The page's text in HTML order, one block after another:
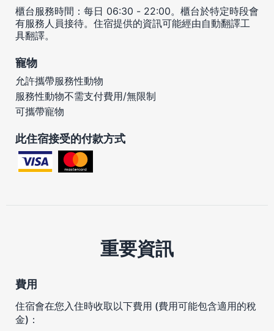
櫃台服務時間：每日 06:30 - 22:00。櫃台於特定時段會
有服務人員接待。住宿提供的資訊可能經由自動翻譯工
具翻譯。
寵物
允許攜帶服務性動物
服務性動物不需支付費用/無限制
可攜帶寵物
此住宿接受的付款方式
重要資訊
費用
住宿會在您入住時收取以下費用 (費用可能包含適用的稅
金)：